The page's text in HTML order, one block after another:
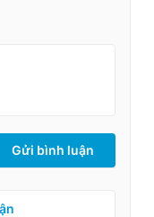
Gửi bình luận